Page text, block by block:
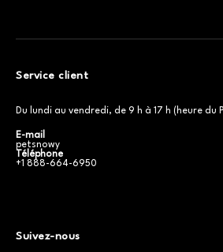
Service client
Du lundi au vendredi, de 9 h à 17 h (heure du
E-mail
petsnowy
Téléphone
+1 888-664-6950
Suivez-nous